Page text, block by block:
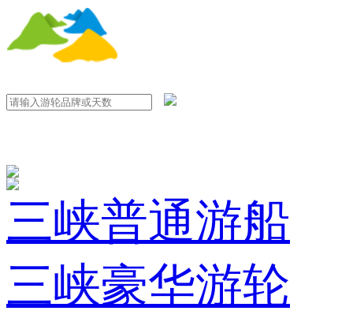
三峡普通游船
三峡豪华游轮